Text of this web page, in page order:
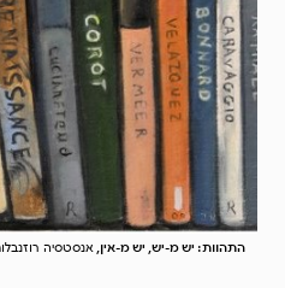
התהוות: יש מ-יש, יש מ-אין,